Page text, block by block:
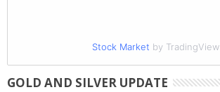
Stock Market by TradingView
GOLD AND SILVER UPDATE